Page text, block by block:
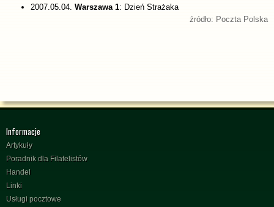
2007.05.04. Warszawa 1: Dzień Strażaka
źródło: Poczta Polska
Informacje
Artykuły
Poradnik dla Filatelistów
Handel
Linki
Usługi pocztowe